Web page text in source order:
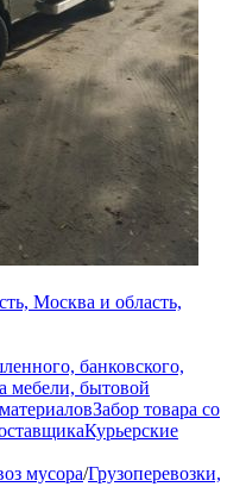
Москва и область,
банковского,
мебели, бытовой
Забор товара со
Курьерские
мусора/Грузоперевозки,